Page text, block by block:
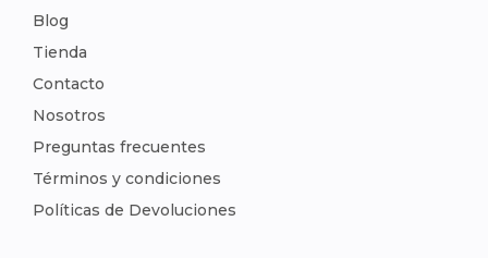
Blog
Tienda
Contacto
Nosotros
Preguntas frecuentes
Términos y condiciones
Políticas de Devoluciones